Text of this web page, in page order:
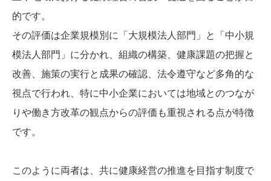
的です。
その評価は企業規模別に「大規模法人部門」と「中小規
模法人部門」に分かれ、組織の構築、健康課題の把握と
改善、施策の実行と成果の確認、法令遵守など多角的な
視点で行われ、特に中小企業においては地域とのつなが
りや働き方改革の観点からの評価も重視される点が特徴
です。
このように両者は、共に健康経営の推進を目指す制度で